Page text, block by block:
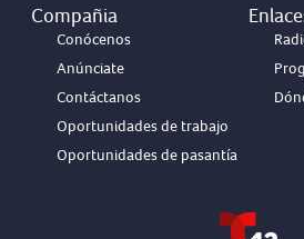
Compañia
Conócenos
Anúnciate
Contáctanos
Oportunidades de trabajo
Oportunidades de pasantía